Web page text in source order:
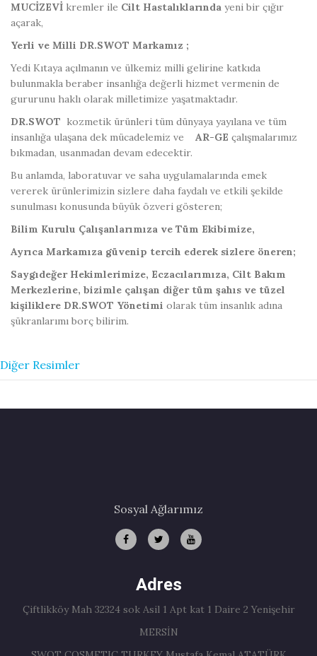
MUCİZEVİ kremler ile Cilt Hastalıklarında yeni bir çığır
açarak,
Yerli ve Milli DR.SWOT Markamız ;
Yedi Kıtaya açılmanın ve ülkemiz milli gelirine katkıda
bulunmakla beraber insanlığa değerli hizmet vermenin de
gururunu haklı olarak milletimize yaşatmaktadır.
DR.SWOT kozmetik ürünleri tüm dünyaya yayılana ve tüm
insanlığa ulaşana dek mücadelemiz ve AR-GE çalışmalarımız
bıkmadan, usanmadan devam edecektir.
Bu anlamda, laboratuvar ve saha uygulamalarında emek
vererek ürünlerimizin sizlere daha faydalı ve etkili şekilde
sunulması konusunda büyük özveri gösteren;
Bilim Kurulu Çalışanlarımıza ve Tüm Ekibimize,
Ayrıca Markamıza güvenip tercih ederek sizlere öneren;
Saygıdeğer Hekimlerimize, Eczacılarımıza, Cilt Bakım
Merkezlerine, bizimle çalışan diğer tüm şahıs ve tüzel
kişiliklere DR.SWOT Yönetimi olarak tüm insanlık adına
şükranlarımı borç bilirim.
Diğer Resimler
Sosyal Ağlarımız
Adres
Çiftlikköy Mah 32324 sok Asil 1 Apt kat 1 Daire 2 Yenişehir
MERSİN